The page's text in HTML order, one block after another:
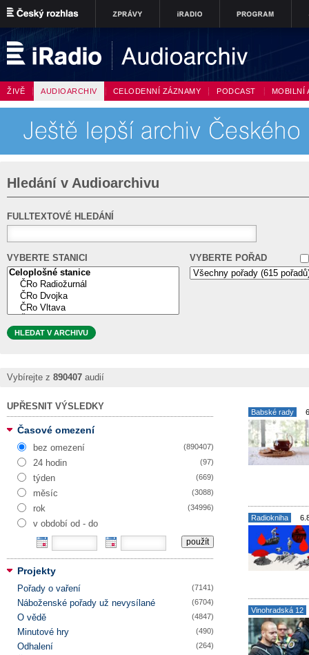
ŽIVĚ AUDIOARCHIV CELODENNÍ ZÁZNAMY PODCAST MOBILNÍ
Hledání v Audioarchivu
FULLTEXTOVÉ HLEDÁNÍ
VYBERTE STANICI VYBERTE POŘAD
Vybírejte z 890407 audií
UPŘESNIT VÝSLEDKY
Časové omezení
bez omezení (890407)
24 hodin (97)
týden (669)
měsíc (3088)
rok (34996)
v období od - do
použít
Projekty
Pořady o vaření (7141)
Náboženské pořady už nevysílané (6704)
O vědě (4847)
Minutové hry (490)
Odhalení (264)
Babské rady
Radiokniha
Vinohradská 12